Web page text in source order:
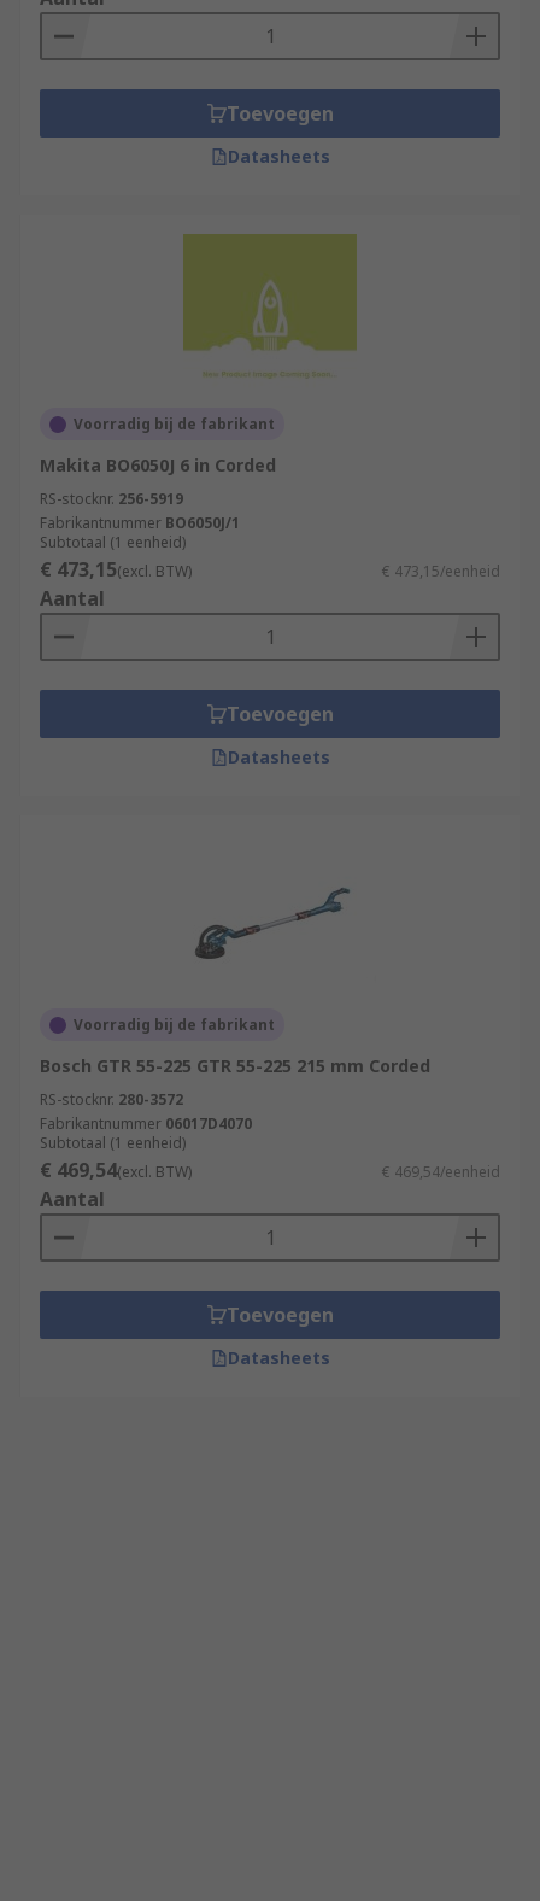
Toevoegen
Datasheets
Voorradig bij de fabrikant
Makita BO6050J 6 in Corded
RS-stocknr. 256-5919
Fabrikantnummer BO6050J/1
Subtotaal (1 eenheid)
€ 473,15(excl. BTW) € 473,15/eenheid
Aantal
Toevoegen
Datasheets
Voorradig bij de fabrikant
Bosch GTR 55-225 GTR 55-225 215 mm Corded
RS-stocknr. 280-3572
Fabrikantnummer 06017D4070
Subtotaal (1 eenheid)
€ 469,54(excl. BTW) € 469,54/eenheid
Aantal
Toevoegen
Datasheets